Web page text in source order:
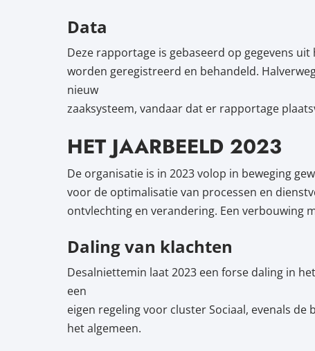
Data
Deze rapportage is gebaseerd op gegevens
worden geregistreerd en behandeld.
nieuw
zaaksysteem, vandaar dat er rapportage
HET JAARBEELD 2023
De organisatie is in 2023 volop in beweging
voor de optimalisatie van processen en
ontvlechting en verandering. Een verbouwing
Daling van klachten
Desalniettemin laat 2023 een forse daling in
een
eigen regeling voor cluster Sociaal, evenals
het algemeen.